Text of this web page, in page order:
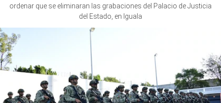
ordenar que se eliminaran las grabaciones del Palacio de Justicia
del Estado, en Iguala